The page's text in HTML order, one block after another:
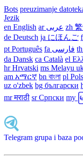
Bots preuzimanje
Jezik
en English
ar عربى zh
de Deutsch ja にほんご
pt Português
da Dansk‎ ca Català el
hr Hrvatski ms Melayu
am አማርኛ bn বাংলা pl
uz o'zbek bg български
mr मराठी sr Српски my
Telegram grupa i baza